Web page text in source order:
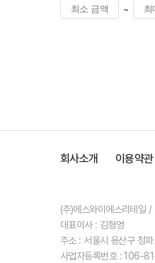
~
회사소개 이용약관
(주)에스와이에스리테일 /
대표이사 : 김형영
주소 : 서울시 용산구 청
사업자등록번호 : 106-